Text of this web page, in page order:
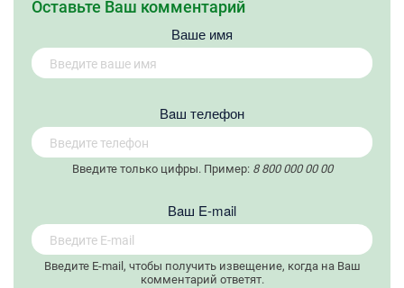
Оставьте Ваш комментарий
Ваше имя
Вaш телефон
Введите только цифры. Пример: 8 800 000 00 00
Вaш E-mail
Введите E-mail, чтобы получить извещение, когда на Ваш
комментарий ответят.